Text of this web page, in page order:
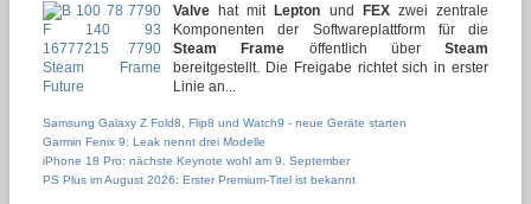
Valve hat mitLepton und FEXzwei zentrale
Komponenten der Softwareplattform für die
Steam Frame öffentlich über Steam
bereitgestellt. Die Freigabe richtet sich in erster
Linie an...
Samsung Galaxy Z Fold8, Flip8 und Watch9 - neue Geräte starten
Garmin Fenix 9: Leak nennt drei Modelle
iPhone 18 Pro: nächste Keynote wohl am 9. September
PS Plus im August 2026: Erster Premium-Titel ist bekannt